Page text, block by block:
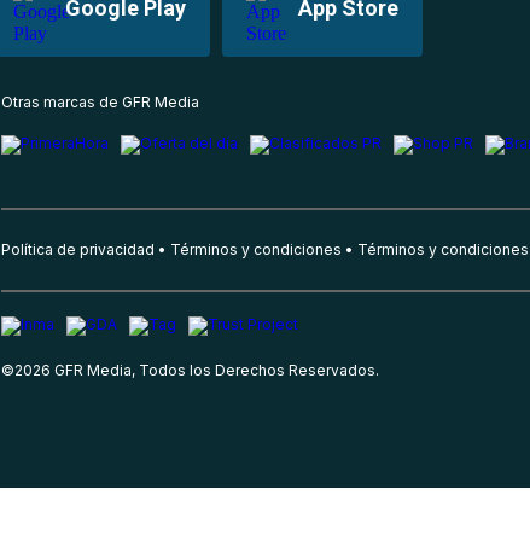
Google Play App Store
Otras marcas de GFR Media
Política de privacidad Términos y condiciones Términos y
©2026 GFR Media, Todos los Derechos Reservados.